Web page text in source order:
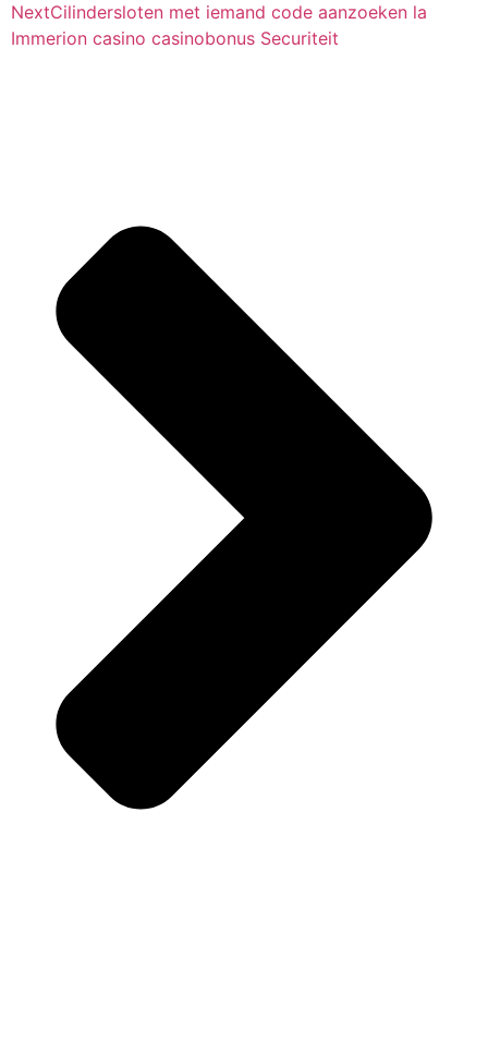
NextCilindersloten met iemand code aanzoeken la
Immerion casino casinobonus Securiteit